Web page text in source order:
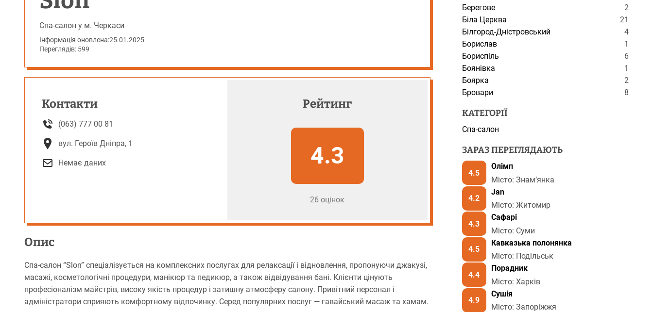
Спа-салон у м. Черкаси
Інформація оновлена:25.01.2025
Переглядів: 599
Контакти
(063) 777 00 81
вул. Героїв Дніпра, 1
Немає даних
Рейтинг
4.3
26 оцінок
Опис
Спа-салон “Slon” спеціалізується на комплексних послугах для релаксації і відновлення, пропонуючи джакузі,
масажі, косметологічні процедури, манікюр та педикюр, а також відвідування бані. Клієнти цінують
професіоналізм майстрів, високу якість процедур і затишну атмосферу салону. Привітний персонал і
адміністратори сприяють комфортному відпочинку. Серед популярних послуг — гавайський масаж та хамам.
Берегове
2
Біла Церква
21
Білгород-Дністровський
4
Борислав
1
Бориспіль
6
Боянівка
1
Боярка
2
Бровари
8
КАТЕГОРІЇ
Спа-салон
ЗАРАЗ ПЕРЕГЛЯДАЮТЬ
4.5
Олімп
Місто: Знамʼянка
4.2
Jan
Місто: Житомир
4.3
Сафарі
Місто: Суми
4.5
Кавказька полонянка
Місто: Подільськ
4.4
Порадник
Місто: Харків
4.9
Сушія
Місто: Запоріжжя